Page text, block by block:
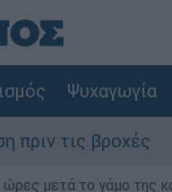
Ψυχαγωγία
μετά το γάμο της